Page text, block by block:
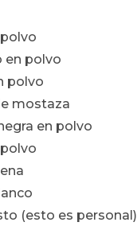
en polvo
polvo
mostaza
en polvo
(esto es personal)